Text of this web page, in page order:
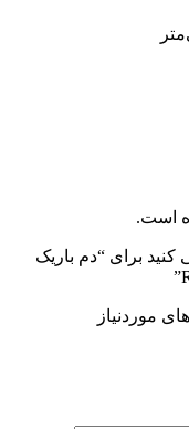
است.
کنید برای “دم باریک
موردنیاز